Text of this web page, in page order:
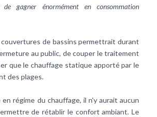
de gagner énormément en consommation
couvertures de bassins permettrait durant
au public, de couper le traitement
que le chauffage statique apporté par le
des plages.
en régime du chauffage, il n'y aurait aucun
de rétablir le confort ambiant. Le